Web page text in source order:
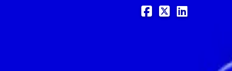
Facebook
X